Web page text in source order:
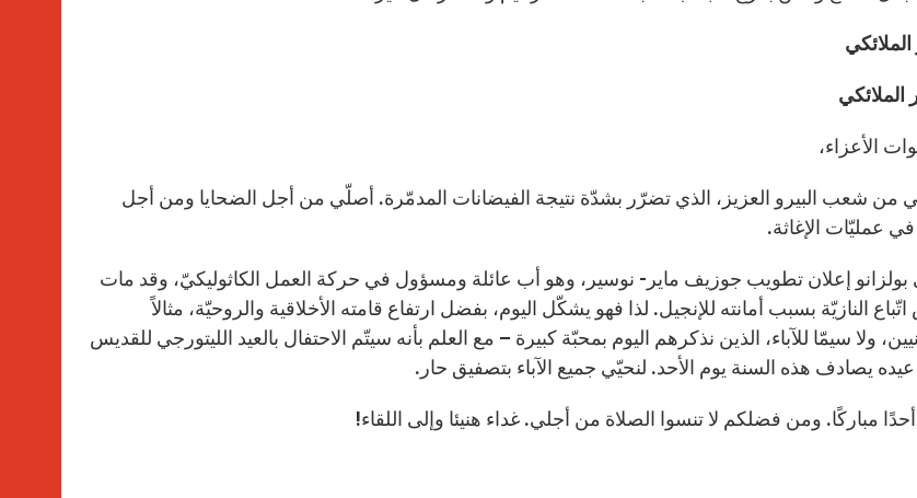
الملائكي
الأعزاء،
من شعب البيرو العزيز، الذي تضرّر بشدّة نتيجة الفيضانات المدمّرة. أصلّي من أجل الضحايا ومن أجل
عمليّات الإغاثة.
إعلان تطويب جوزيف ماير- نوسير، وهو أب عائلة ومسؤول في حركة العمل الكاثوليكيّ، وقد مات
النازيّة بسبب أمانته للإنجيل. لذا فهو يشكّل اليوم، بفضل ارتفاع قامته الأخلاقية والروحيّة، مثالاً
ولا سيمّا للآباء، الذين نذكرهم اليوم بمحبّة كبيرة – مع العلم بأنه سيتّم الاحتفال بالعيد الليتورجي للقديس
يصادف هذه السنة يوم الأحد. لنحيّي جميع الآباء بتصفيق حار.
مباركًا. ومن فضلكم لا تنسوا الصلاة من أجلي. غداء هنيئا وإلى اللقاء!